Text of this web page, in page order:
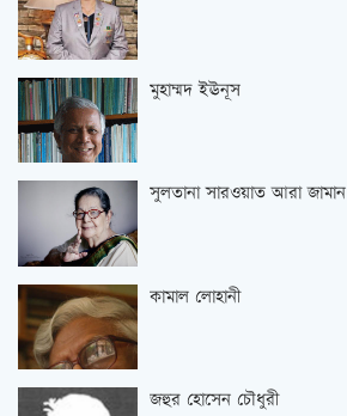
মুহাম্মদ ইঊনূস
সুলতানা সারওয়াত আরা জামান
কামাল লোহানী
জহুর হোসেন চৌধুরী